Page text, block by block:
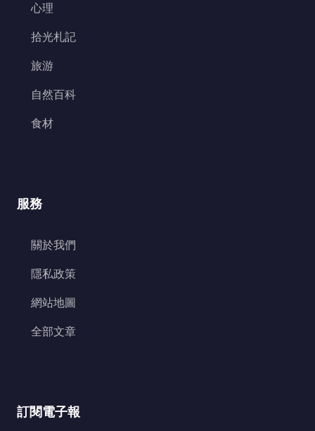
心理
拾光札記
旅游
自然百科
食材
服務
關於我們
隱私政策
網站地圖
全部文章
訂閱電子報